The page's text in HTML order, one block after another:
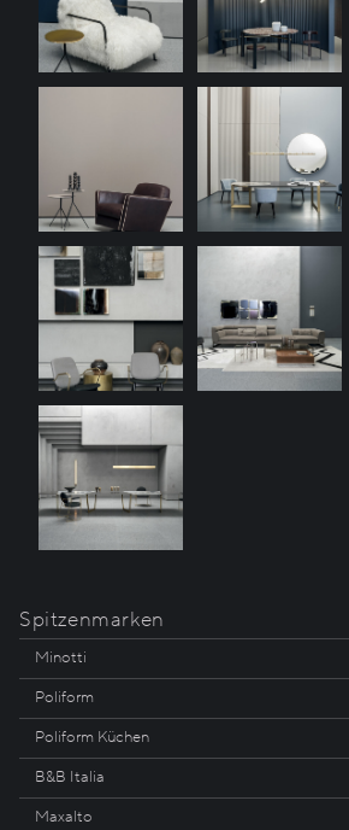
Spitzenmarken
Minotti
Poliform
Poliform Küchen
B&B Italia
Maxalto